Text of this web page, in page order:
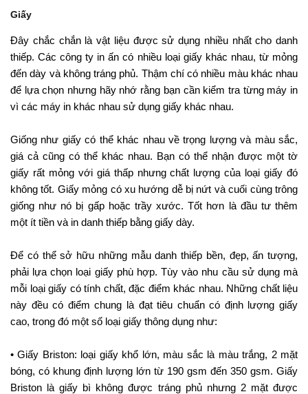
Giấy
Đây chắc chắn là vật liệu được sử dụng nhiều nhất cho danh
thiếp. Các công ty in ấn có nhiều loại giấy khác nhau, từ mỏng
đến dày và không tráng phủ. Thậm chí có nhiều màu khác nhau
để lựa chọn nhưng hãy nhớ rằng bạn cần kiểm tra từng máy in
vì các máy in khác nhau sử dụng giấy khác nhau.
Giống như giấy có thể khác nhau về trọng lượng và màu sắc,
giá cả cũng có thể khác nhau. Bạn có thể nhận được một tờ
giấy rất mỏng với giá thấp nhưng chất lượng của loại giấy đó
không tốt. Giấy mỏng có xu hướng dễ bị nứt và cuối cùng trông
giống như nó bị gấp hoặc trầy xước. Tốt hơn là đầu tư thêm
một ít tiền và in danh thiếp bằng giấy dày.
Để có thể sở hữu những mẫu danh thiếp bền, đẹp, ấn tượng,
phải lựa chọn loại giấy phù hợp. Tùy vào nhu cầu sử dụng mà
mỗi loại giấy có tính chất, đặc điểm khác nhau. Những chất liệu
này đều có điểm chung là đạt tiêu chuẩn có định lượng giấy
cao, trong đó một số loại giấy thông dụng như:
• Giấy Briston: loại giấy khổ lớn, màu sắc là màu trắng, 2 mặt
bóng, có khung định lượng lớn từ 190 gsm đến 350 gsm. Giấy
Briston là giấy bì không được tráng phủ nhưng 2 mặt được